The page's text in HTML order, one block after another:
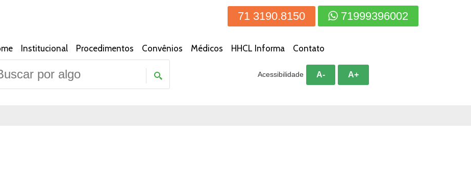
71 3190.8150 71999396002
Institucional Procedimentos Convênios Médicos HHCL Informa Contato
Acessibilidade A- A+